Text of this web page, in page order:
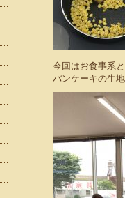
今回はお食事系
パンケーキの生